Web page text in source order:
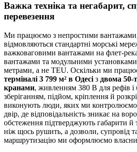
Важка техніка та негабарит,
перевезення
Ми працюємо з непростими
відмовляються стандартні морські
важковаговими вантажами на флет-
вантажами та модульними
метрами, а не TEU. Оскільки ми
терміналі 3 799 м² в Одесі з двома 50-
кранами, живленням 380 В для рефів і
зберіганням, підйом, кріплення й
виконують люди, яких ми
двір, де відповідальність зникає на
обстеження підтверджують габарити
ніж щось рушить, а дозволи, супровід
маршрутизацію ми оформлюємо